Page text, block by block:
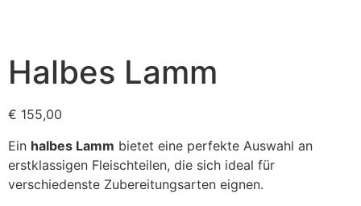
Halbes Lamm
€ 155,00
Ein halbes Lamm bietet eine perfekte Auswahl an
erstklassigen Fleischteilen, die sich ideal für
verschiedenste Zubereitungsarten eignen.